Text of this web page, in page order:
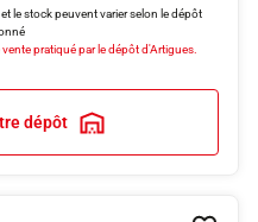
et le stock peuvent varier selon le dépôt
vente pratiqué par le dépôt d'Artigues.
dépôt